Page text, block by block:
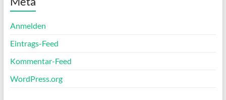
Anmelden
Eintrags-Feed
Kommentar-Feed
WordPress.org